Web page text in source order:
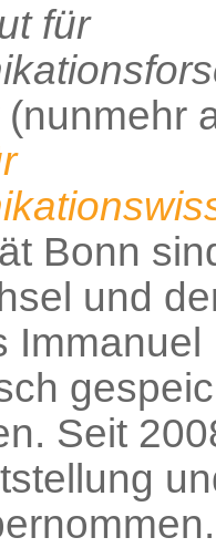
für
(nunmehr
Bonn
und
Immanuel
Seit